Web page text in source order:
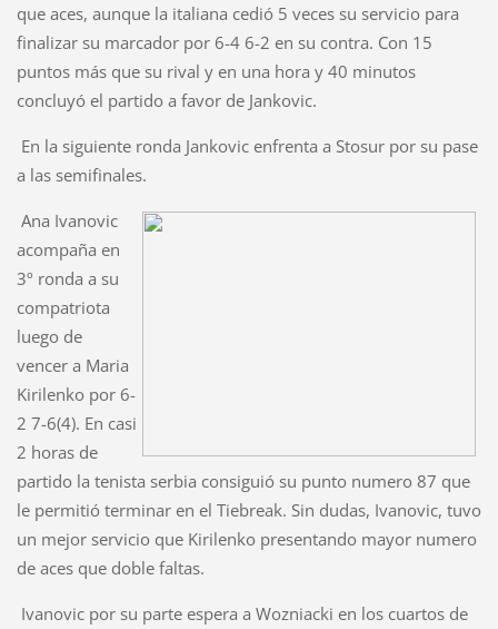
que aces, aunque la italiana cedió 5 veces su servicio para
finalizar su marcador por 6-4 6-2 en su contra. Con 15
puntos más que su rival y en una hora y 40 minutos
concluyó el partido a favor de Jankovic.
En la siguiente ronda Jankovic enfrenta a Stosur por su pase
a las semifinales.
Ana Ivanovic
acompaña en
3º ronda a su
compatriota
luego de
vencer a Maria
Kirilenko por 6-
2 7-6(4). En casi
2 horas de
partido la tenista serbia consiguió su punto numero 87 que
le permitió terminar en el Tiebreak. Sin dudas, Ivanovic, tuvo
un mejor servicio que Kirilenko presentando mayor numero
de aces que doble faltas.
Ivanovic por su parte espera a Wozniacki en los cuartos de